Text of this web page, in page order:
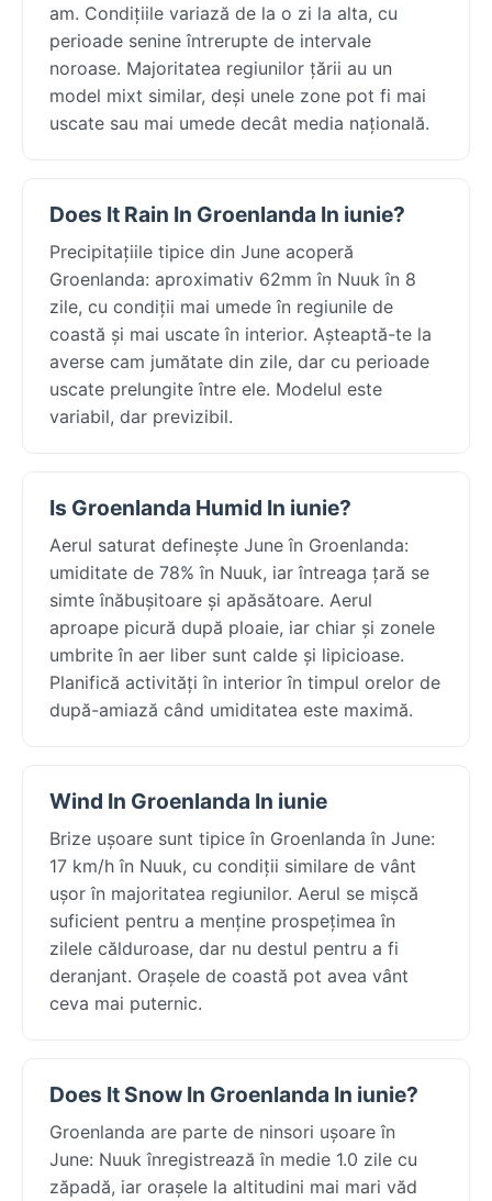
am. Condițiile variază de la o zi la alta, cu
perioade senine întrerupte de intervale
noroase. Majoritatea regiunilor țării au un
model mixt similar, deși unele zone pot fi mai
uscate sau mai umede decât media națională.
Does It Rain In Groenlanda In iunie?
Precipitațiile tipice din June acoperă
Groenlanda: aproximativ 62mm în Nuuk în 8
zile, cu condiții mai umede în regiunile de
coastă și mai uscate în interior. Așteaptă-te la
averse cam jumătate din zile, dar cu perioade
uscate prelungite între ele. Modelul este
variabil, dar previzibil.
Is Groenlanda Humid In iunie?
Aerul saturat definește June în Groenlanda:
umiditate de 78% în Nuuk, iar întreaga țară se
simte înăbușitoare și apăsătoare. Aerul
aproape picură după ploaie, iar chiar și zonele
umbrite în aer liber sunt calde și lipicioase.
Planifică activități în interior în timpul orelor de
după-amiază când umiditatea este maximă.
Wind In Groenlanda In iunie
Brize ușoare sunt tipice în Groenlanda în June:
17 km/h în Nuuk, cu condiții similare de vânt
ușor în majoritatea regiunilor. Aerul se mișcă
suficient pentru a menține prospețimea în
zilele călduroase, dar nu destul pentru a fi
deranjant. Orașele de coastă pot avea vânt
ceva mai puternic.
Does It Snow In Groenlanda In iunie?
Groenlanda are parte de ninsori ușoare în
June: Nuuk înregistrează în medie 1.0 zile cu
zăpadă, iar orașele la altitudini mai mari văd